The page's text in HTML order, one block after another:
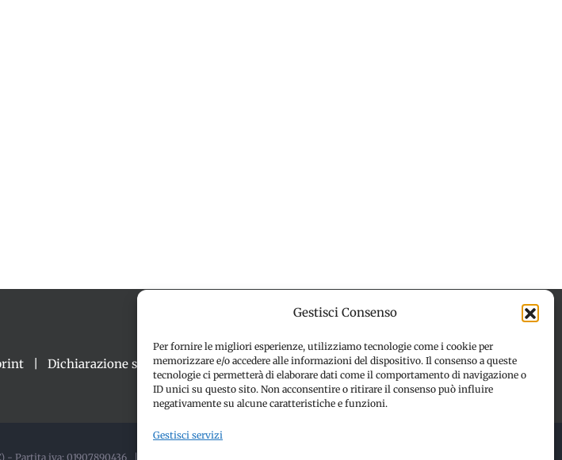
Gestisci Consenso
Per fornire le migliori esperienze, utilizziamo tecnologie come i cookie per
memorizzare e/o accedere alle informazioni del dispositivo. Il consenso a queste
tecnologie ci permetterà di elaborare dati come il comportamento di navigazione o
ID unici su questo sito. Non acconsentire o ritirare il consenso può influire
negativamente su alcune caratteristiche e funzioni.
Gestisci servizi
Dichiarazione sulla Privacy (UE) Disconoscimento
- Partita iva: 01907890436 | ALL RIGHTS RESERVED | Made with ❤️ by